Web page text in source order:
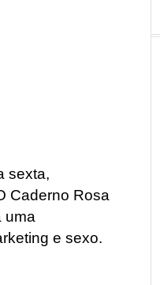
sexta,
Caderno Rosa
uma
e sexo.